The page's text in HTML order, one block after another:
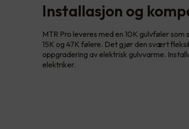
Installasjon og
MTR Pro leveres med en 10K gulvføler
15K og 47K følere. Det gjør den svært
oppgradering av elektrisk gulvvarme.
elektriker.